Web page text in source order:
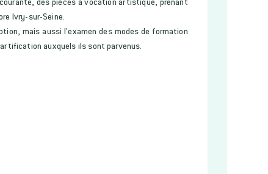
Ivry-sur-Seine.
mais aussi l’examen des modes de formation
auxquels ils sont parvenus.